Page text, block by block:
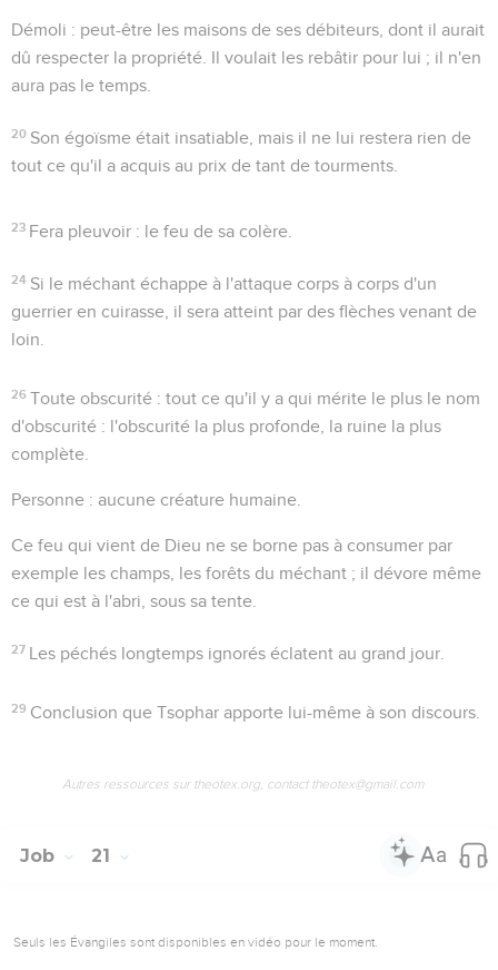
Démoli : peut-être les maisons de ses débiteurs, dont il aurait
dû respecter la propriété. Il voulait les rebâtir pour lui ; il n'en
aura pas le temps.
20 Son égoïsme était insatiable, mais il ne lui restera rien de
tout ce qu'il a acquis au prix de tant de tourments.
23 Fera pleuvoir : le feu de sa colère.
24 Si le méchant échappe à l'attaque corps à corps d'un
guerrier en cuirasse, il sera atteint par des flèches venant de
loin.
26 Toute obscurité : tout ce qu'il y a qui mérite le plus le nom
d'obscurité : l'obscurité la plus profonde, la ruine la plus
complète.
Personne : aucune créature humaine.
Ce feu qui vient de Dieu ne se borne pas à consumer par
exemple les champs, les forêts du méchant ; il dévore même
ce qui est à l'abri, sous sa tente.
27 Les péchés longtemps ignorés éclatent au grand jour.
29 Conclusion que Tsophar apporte lui-même à son discours.
Autres ressources sur theotex.org, contact theotex@gmail.com
Job 21
Seuls les Évangiles sont disponibles en vidéo pour le moment.